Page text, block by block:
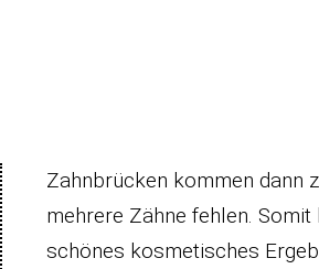
Zahnbrücken kommen dann
mehrere Zähne fehlen.
schönes kosmetisches